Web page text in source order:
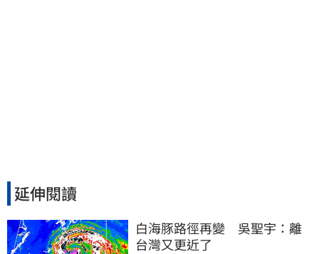
延伸閱讀
白海豚路徑再變　吳聖宇：離
台灣又更近了